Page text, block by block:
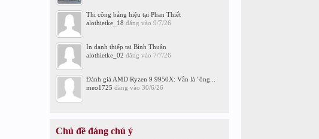
Thi công bảng hiệu tại Phan Thiết
alothietke_18 đăng vào 9/7/26
In danh thiếp tại Bình Thuận
alothietke_02 đăng vào 7/7/26
Đánh giá AMD Ryzen 9 9950X: Vẫn là "ông...
meo1725 đăng vào 30/6/26
Chủ đề đáng chú ý